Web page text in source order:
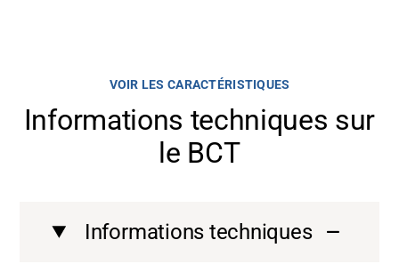
VOIR LES CARACTÉRISTIQUES
Informations techniques sur
le BCT
Informations techniques